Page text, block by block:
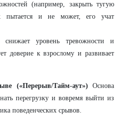
(например, закрыть тугую
пытается и не может, его учат
снижает уровень тревожности и
доверие к взрослому и развивает
(«Перерыв/Тайм-аут») Основа
перегрузку и вовремя выйти из
поведенческих срывов.